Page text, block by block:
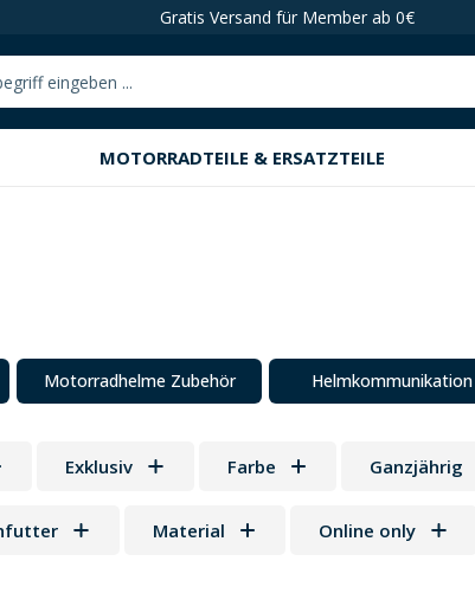
Gratis Versand für Member ab 0€
MOTORRADTEILE & ERSATZTEILE
Motorradhelme Zubehör Helmkommunikation
Exklusiv Farbe Ganzjährig
Material Online only